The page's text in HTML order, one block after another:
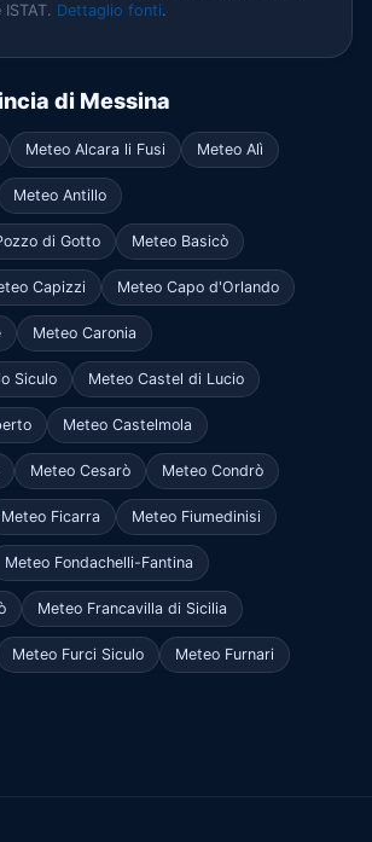
Dettaglio fonti.
di Messina
Meteo Alcara li Fusi Meteo Alì
Meteo Antillo
di Gotto Meteo Basicò
Capizzi Meteo Capo d'Orlando
Meteo Caronia
Siculo Meteo Castel di Lucio
Meteo Castelmola
Meteo Cesarò Meteo Condrò
Meteo Ficarra Meteo Fiumedinisi
Meteo Fondachelli-Fantina
Meteo Francavilla di Sicilia
Meteo Furci Siculo Meteo Furnari